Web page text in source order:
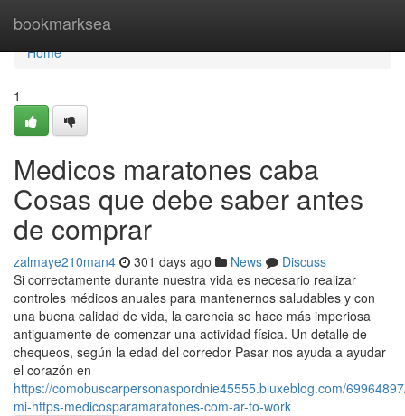
bookmarksea
Home
Home
1
Medicos maratones caba
Cosas que debe saber antes
de comprar
zalmaye210man4 301 days ago News
Discuss
Si correctamente durante nuestra vida es necesario realizar
controles médicos anuales para mantenernos saludables y con
una buena calidad de vida, la carencia se hace más imperiosa
antiguamente de comenzar una actividad física. Un detalle de
chequeos, según la edad del corredor Pasar nos ayuda a ayudar
el corazón en
https://comobuscarpersonaspordnie45555.bluxeblog.com/
mi-https-medicosparamaratones-com-ar-to-work